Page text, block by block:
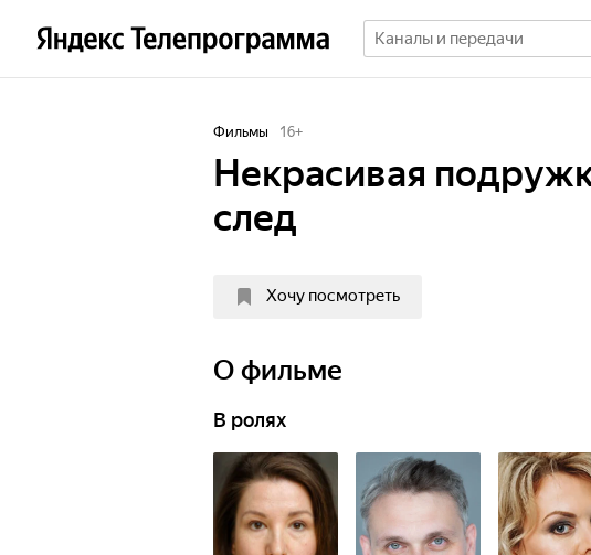
Фильмы 16+
Некрасивая
след
Хочу посмотреть
О фильме
В ролях